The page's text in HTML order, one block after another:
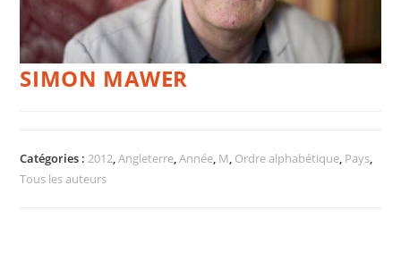
SIMON MAWER
Catégories :2012,Angleterre,Année, M, Ordre alphabétique, Pays,
Tous les auteurs